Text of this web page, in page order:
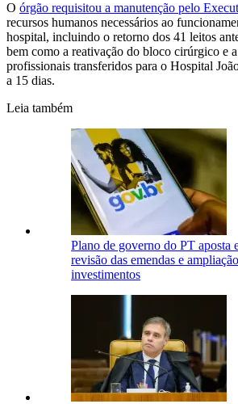
O órgão requisitou a manutenção pelo
recursos humanos necessários ao
hospital, incluindo o retorno dos 41 leitos
bem como a reativação do bloco cirúrgico e
profissionais transferidos para o Hospital
a 15 dias.
Leia também
Plano de governo do PT aposta
revisão das emendas e
investimentos